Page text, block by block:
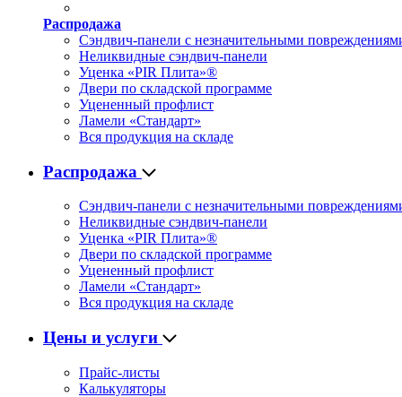
Распродажа
Сэндвич-панели с незначительными
Неликвидные сэндвич-панели
Уценка «PIR Плита»®
Двери по складской программе
Уцененный профлист
Ламели «Стандарт»
Вся продукция на складе
Распродажа
Сэндвич-панели с незначительными
Неликвидные сэндвич-панели
Уценка «PIR Плита»®
Двери по складской программе
Уцененный профлист
Ламели «Стандарт»
Вся продукция на складе
Цены и услуги
Прайс-листы
Калькуляторы